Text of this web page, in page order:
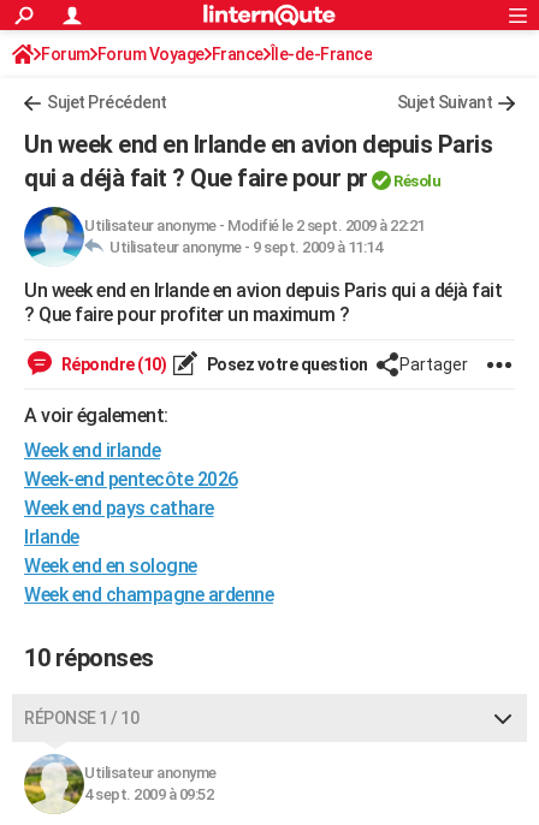
ACTUALITÉS
Politique
Société
Faits Divers
Education
Monde
Villes
+
Programme TV
Streaming
Cinéma
Sorties cinéma
Musique
FINANCE
Retraite
Impôts
Epargne
Immobilier
Risques naturels par ville
Banque
Assurance
Crédit
AUTO
Essais
Réserver un essai
Citadines
Berlines
SUV
Forum auto
HIGH-TECH
Mobiles
Meilleur smartphone
Internet
Ordinateurs
Jeux vidéo
Guide high-tech
+BRICOLAGE
Forum
Aménagement intérieur
Extérieur
Cuisine
Salle de bains
Jardinage
Rangement
WEEK-END
Guides de France
Escapades
Patrimoine
Expositions
Musées
Week-end nature
+LIFESTYLE
Art de vivre
Bien-être
Loisirs
Mode
Modes de vie
SANTE
Alimentation
Guide de la santé
Maladies
Médicaments
Sommeil
VOYAGE
Destinations
City break
Voyage nature
Voyage de noces
Forum
Climat
+PHOTO
BONS PLANS
CARTE DE VOEUX
Carte de Noël
Carte Bonne année
Carte Saint-Valentin
Carte Pâques
Carte d'anniversaire
DICTIONNAIRE
Dictionnaire
Biographies
Citations
Expressions
Proverbes
PROGRAMME TV
S'inscrire
Connexion
Forum Forum Voyage France Île-de-France
Sujet Précédent Sujet Suivant
Un week end en Irlande en avion depuis Paris
qui a déjà fait ? Que faire pour pr
Résolu
Utilisateur anonyme- Modifié le 2 sept. 2009 à 22:21
Utilisateur anonyme - 9 sept. 2009 à 11:14
Un week end en Irlande en avion depuis Paris qui a déjà fait
? Que faire pour profiter un maximum ?
Répondre (10) Posez votre question Partager
A voir également:
Week end irlande
Week-end pentecôte 2026
Week end pays cathare
Irlande
Week end en sologne
Week end champagne ardenne
10 réponses
RÉPONSE 1 / 10
Utilisateur anonyme
4 sept. 2009 à 09:52